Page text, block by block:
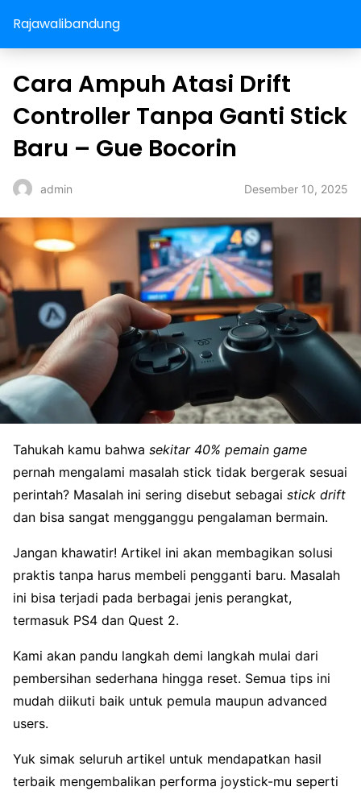
Rajawalibandung
Cara Ampuh Atasi Drift
Controller Tanpa Ganti Stick
Baru – Gue Bocorin
admin Desember 10, 2025
Tahukah kamu bahwa sekitar 40% pemain game
pernah mengalami masalah stick tidak bergerak sesuai
perintah? Masalah ini sering disebut sebagai stick drift
dan bisa sangat mengganggu pengalaman bermain.
Jangan khawatir! Artikel ini akan membagikan solusi
praktis tanpa harus membeli pengganti baru. Masalah
ini bisa terjadi pada berbagai jenis perangkat,
termasuk PS4 dan Quest 2.
Kami akan pandu langkah demi langkah mulai dari
pembersihan sederhana hingga reset. Semua tips ini
mudah diikuti baik untuk pemula maupun advanced
users.
Yuk simak seluruh artikel untuk mendapatkan hasil
terbaik mengembalikan performa joystick-mu seperti